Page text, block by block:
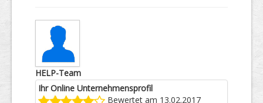
HELP-Team
Ihr Online Unternehmensprofil
Bewertet am 13.02.2017